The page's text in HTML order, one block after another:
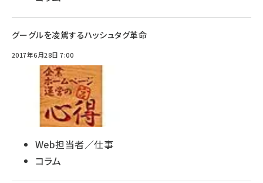
グーグルを凌駕するハッシュタグ革命
2017年6月28日 7:00
Web担当者／仕事
コラム